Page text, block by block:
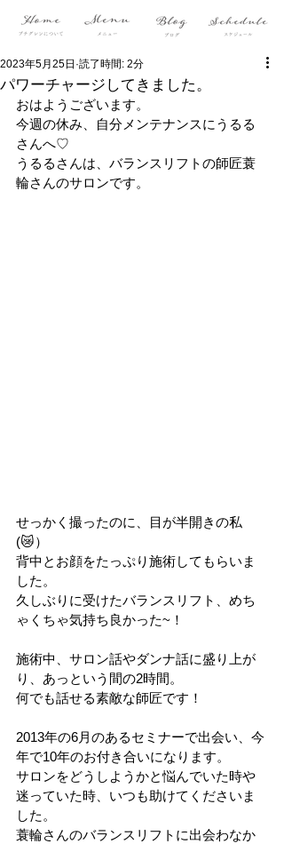
パワーチャージしてきました。
2023年5月25日 読了時間: 2分
おはようございます。
今週の休み、自分メンテナンスにうるる
さんへ♡
うるるさんは、バランスリフトの師匠蓑
輪さんのサロンです。
せっかく撮ったのに、目が半開きの私
(😿）
背中とお顔をたっぷり施術してもらいま
した。
久しぶりに受けたバランスリフト、めち
ゃくちゃ気持ち良かった~！
施術中、サロン話やダンナ話に盛り上が
り、あっという間の2時間。
何でも話せる素敵な師匠です！
2013年の6月のあるセミナーで出会い、今
年で10年のお付き合いになります。
サロンをどうしようかと悩んでいた時や
迷っていた時、いつも助けてくださいま
した。
蓑輪さんのバランスリフトに出会わなか